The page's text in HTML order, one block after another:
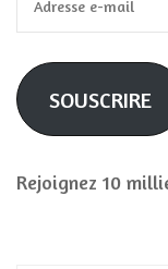
e-
mail
SOUSCRIRE
Rejoignez 10